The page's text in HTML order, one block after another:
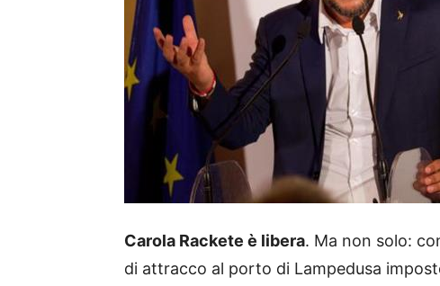
Carola Rackete è libera. Ma non solo:
di attracco al porto di Lampedusa